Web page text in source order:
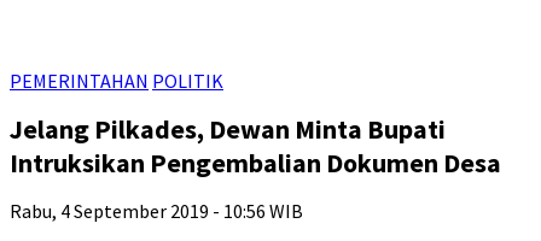
PEMERINTAHAN POLITIK
Jelang Pilkades, Dewan Minta Bupati
Intruksikan Pengembalian Dokumen Desa
Rabu, 4 September 2019 - 10:56 WIB